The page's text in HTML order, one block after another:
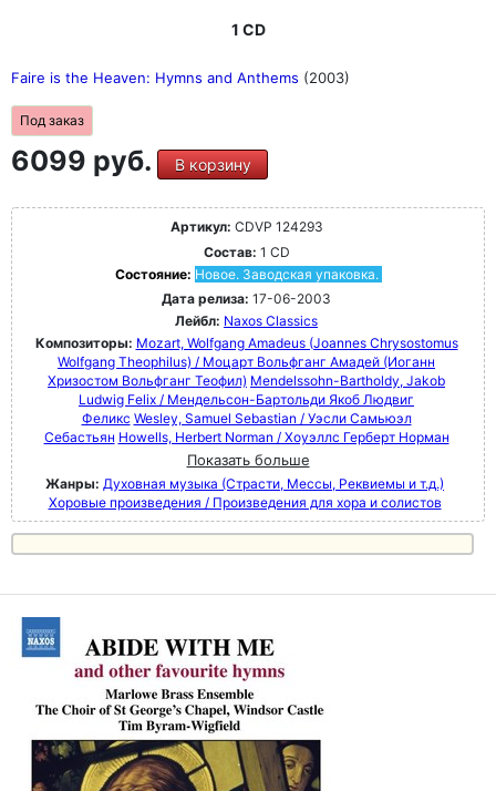
1 CD
Faire is the Heaven: Hymns and Anthems (2003)
Под заказ
6099 руб. В корзину
Артикул: CDVP 124293
Состав: 1 CD
Состояние: Новое. Заводская упаковка.
Дата релиза: 17-06-2003
Лейбл: Naxos Classics
Композиторы: Mozart, Wolfgang Amadeus (Joannes Chrysostomus
Wolfgang Theophilus) / Моцарт Вольфганг Амадей (Иоганн
Хризостом Вольфганг Теофил) Mendelssohn-Bartholdy, Jakob
Ludwig Felix / Мендельсон-Бартольди Якоб Людвиг
Феликс Wesley, Samuel Sebastian / Уэсли Самьюэл
Себастьян Howells, Herbert Norman / Хоуэллс Герберт Норман
Показать больше
Жанры: Духовная музыка (Страсти, Мессы, Реквиемы и т.д.)
Хоровые произведения / Произведения для хора и солистов